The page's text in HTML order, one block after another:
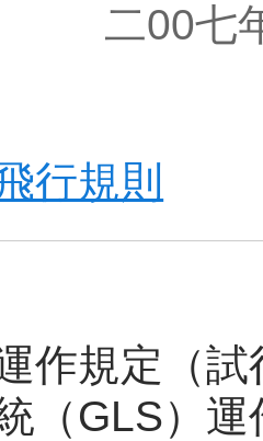
二00七
行規則
作規定（試
（GLS）運